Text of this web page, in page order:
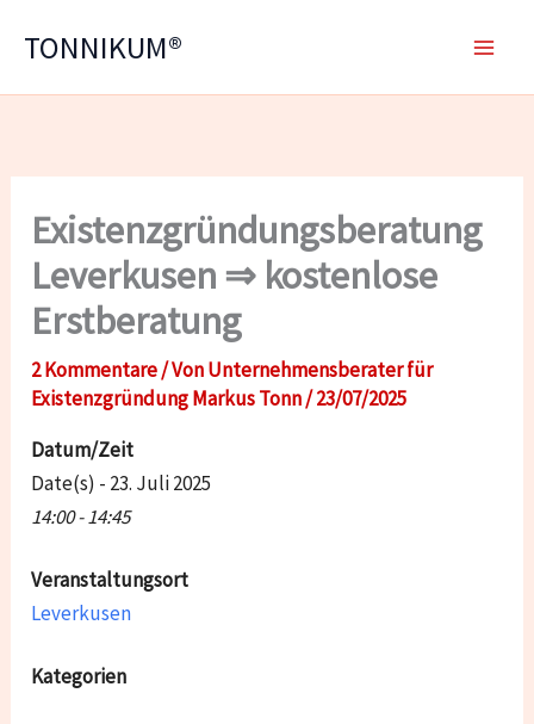
InhaltTONNIKUM®
Existenzgründungsberatung
Leverkusen ⇒ kostenlose
Erstberatung
2 Kommentare/ VonUnternehmensberater für
Existenzgründung Markus Tonn/23/07/2025
Datum/Zeit
Date(s) - 23. Juli 2025
14:00 - 14:45
Veranstaltungsort
Leverkusen
Kategorien